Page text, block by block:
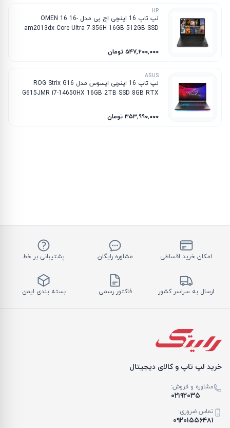
HP
لپ تاپ 16 اینچی اچ پی مدل OMEN 16 16-
am2013dx Core Ultra 7-356H 16GB 512GB SSD
۵۴۷٬۲۰۰٬۰۰۰ تومان
ASUS
لپ تاپ 16 اینچی ایسوس مدل ROG Strix G16
G615JMR i7-14650HX 16GB 2TB SSD 8GB RTX
۳۵۳٬۹۹۰٬۰۰۰ تومان
امکان خرید اقساطی مشاوره رایگان پشتیبانی بر خط
ارسال به سراسر کشور فاکتور رسمی بسته بندی ایمن
خرید لپ تاپ و کالای دیجیتال
مشاوره و فروش:
۰۲۱۹۲۰۳۵
تماس ضروری:
۰۹۲۰۱۵۵۶۴۸۱